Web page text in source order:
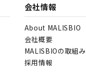
会社情報
About MALISBIO
会社概要
MALISBIOの取組み
採用情報